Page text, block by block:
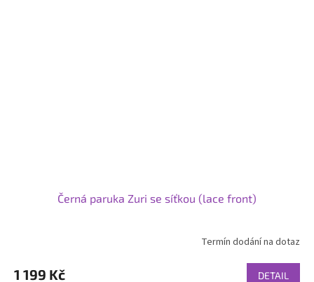
Černá paruka Zuri se síťkou (lace front)
produktu
Termín dodání na dotaz
1 199 Kč DETAIL